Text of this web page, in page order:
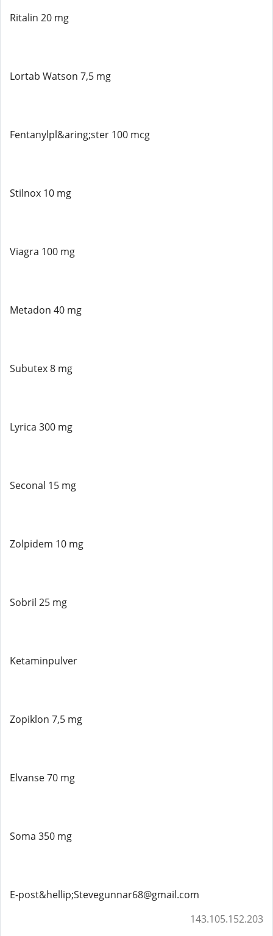
Ritalin 20 mg
Lortab Watson 7,5 mg
Fentanylpl&aring;ster 100 mcg
Stilnox 10 mg
Viagra 100 mg
Metadon 40 mg
Subutex 8 mg
Lyrica 300 mg
Seconal 15 mg
Zolpidem 10 mg
Sobril 25 mg
Ketaminpulver
Zopiklon 7,5 mg
Elvanse 70 mg
Soma 350 mg
E-post&hellip;Stevegunnar68@gmail.com
143.105.152.203